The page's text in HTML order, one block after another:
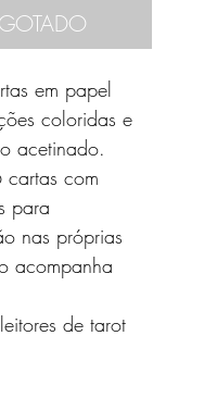
em papel
coloridas e
acetinado.
com
para
nas próprias
acompanha
de tarot